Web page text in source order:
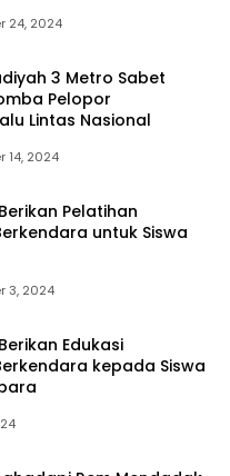
24, 2024
3 Metro Sabet
Pelopor
Lintas Nasional
14, 2024
Pelatihan
untuk Siswa
3, 2024
Edukasi
kepada Siswa